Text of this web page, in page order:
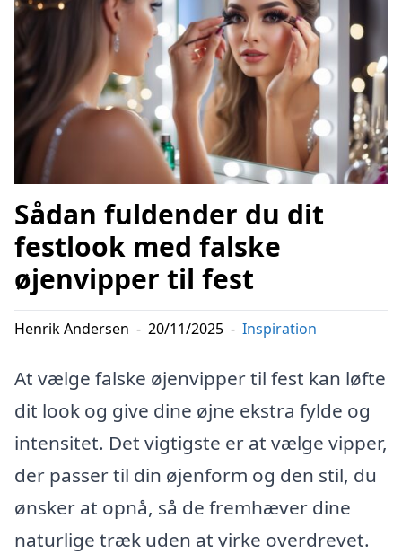
Sådan fuldender du dit
festlook med falske
øjenvipper til fest
Henrik Andersen - 20/11/2025 - Inspiration
At vælge falske øjenvipper til fest kan løfte
dit look og give dine øjne ekstra fylde og
intensitet. Det vigtigste er at vælge vipper,
der passer til din øjenform og den stil, du
ønsker at opnå, så de fremhæver dine
naturlige træk uden at virke overdrevet.